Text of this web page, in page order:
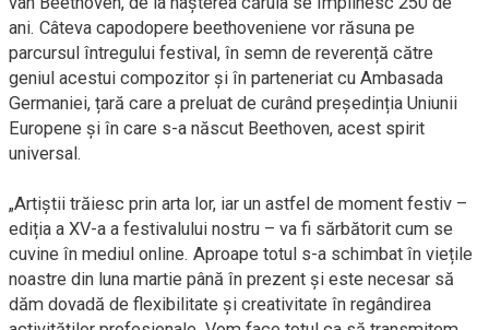
ani. Câteva capodopere beethoveniene vor răsuna pe
parcursul întregului festival, în semn de reverență către
geniul acestui compozitor și în parteneriat cu Ambasada
Germaniei, țară care a preluat de curând președinția Uniunii
Europene și în care s-a născut Beethoven, acest spirit
universal.
„Artiștii trăiesc prin arta lor, iar un astfel de moment festiv –
ediția a XV-a a festivalului nostru – va fi sărbătorit cum se
cuvine în mediul online. Aproape totul s-a schimbat în viețile
noastre din luna martie până în prezent și este necesar să
dăm dovadă de flexibilitate și creativitate în regândirea